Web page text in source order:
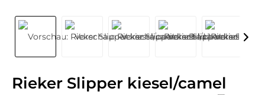
Rieker Slipper kiesel/camel